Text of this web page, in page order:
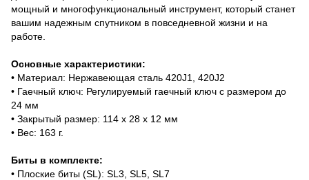
мощный и многофункциональный инструмент, который станет
вашим надежным спутником в повседневной жизни и на
работе.
Основные характеристики:
• Материал: Нержавеющая сталь 420J1, 420J2
• Гаечный ключ: Регулируемый гаечный ключ с размером до
24 мм
• Закрытый размер: 114 x 28 x 12 мм
• Вес: 163 г.
Биты в комплекте:
• Плоские биты (SL): SL3, SL5, SL7